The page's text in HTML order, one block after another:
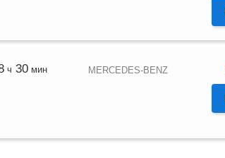
ч 30мин MERCEDES-BENZ